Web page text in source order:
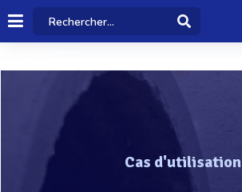
Cas d'utilisation